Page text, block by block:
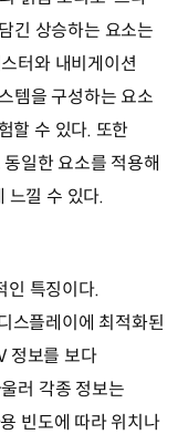
긴 상승하는 요소는
터와 내비게이션
템을 구성하는 요소
할 수 있다. 또한
일한 요소를 적용해
느낄 수 있다.
인 특징이다.
스플레이에 최적화된
정보를 보다
러 각종 정보는
빈도에 따라 위치나